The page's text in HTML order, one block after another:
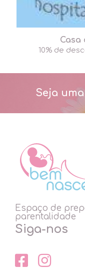
Casa
10% de
Seja
Espaço de
parentalidade
Siga-nos